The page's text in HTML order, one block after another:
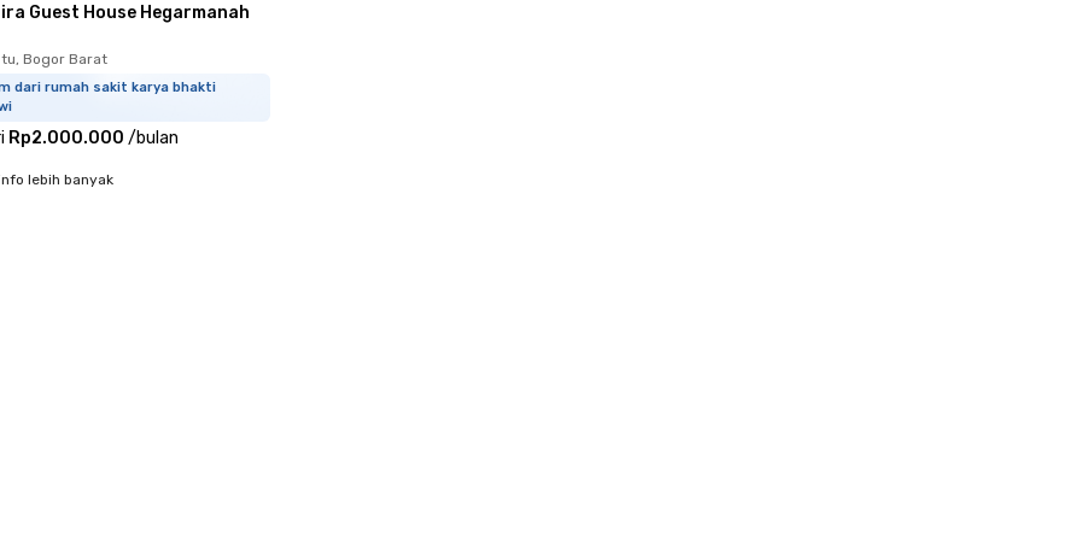
Guest House Hegarmanah
Bogor Barat
dari rumah sakit karya bhakti
Rp2.000.000 /bulan
lebih banyak